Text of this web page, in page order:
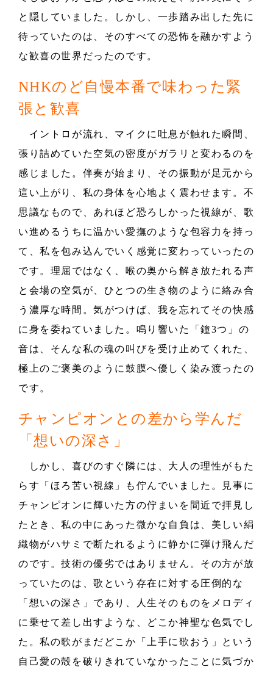
と隠していました。しかし、一歩踏み出した先に
待っていたのは、そのすべての恐怖を融かすよう
な歓喜の世界だったのです。
NHKのど自慢本番で味わった緊
張と歓喜
イントロが流れ、マイクに吐息が触れた瞬間、
張り詰めていた空気の密度がガラリと変わるのを
感じました。伴奏が始まり、その振動が足元から
這い上がり、私の身体を心地よく震わせます。不
思議なもので、あれほど恐ろしかった視線が、歌
い進めるうちに温かい愛撫のような包容力を持っ
て、私を包み込んでいく感覚に変わっていったの
です。理屈ではなく、喉の奥から解き放たれる声
と会場の空気が、ひとつの生き物のように絡み合
う濃厚な時間。気がつけば、我を忘れてその快感
に身を委ねていました。鳴り響いた「鐘3つ」の
音は、そんな私の魂の叫びを受け止めてくれた、
極上のご褒美のように鼓膜へ優しく染み渡ったの
です。
チャンピオンとの差から学んだ
「想いの深さ」
しかし、喜びのすぐ隣には、大人の理性がもた
らす「ほろ苦い視線」も佇んでいました。見事に
チャンピオンに輝いた方の佇まいを間近で拝見し
たとき、私の中にあった微かな自負は、美しい絹
織物がハサミで断たれるように静かに弾け飛んだ
のです。技術の優劣ではありません。その方が放
っていたのは、歌という存在に対する圧倒的な
「想いの深さ」であり、人生そのものをメロディ
に乗せて差し出すような、どこか神聖な色気でし
た。私の歌がまだどこか「上手に歌おう」という
自己愛の殻を破りきれていなかったことに気づか